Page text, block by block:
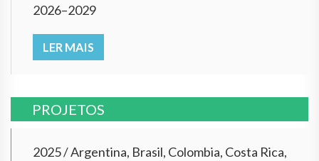
2026–2029
LER MAIS
PROJETOS
2025/Argentina, Brasil, Colombia, Costa Rica,